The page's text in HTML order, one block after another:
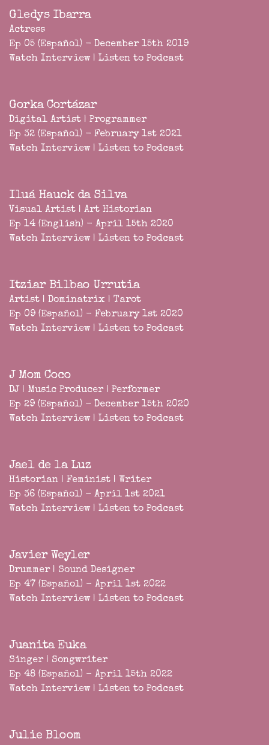
Gledys Ibarra
Actress
Ep 05 (Español) - December 15th 2019
Watch Interview | Listen to Podcast
Gorka Cortázar
Digital Artist | Programmer
Ep 32 (Español) - February 1st 2021
Watch Interview | Listen to Podcast
Iluá Hauck da Silva
Visual Artist | Art Historian
Ep 14 (English) - April 15th 2020
Watch Interview | Listen to Podcast
Itziar Bilbao Urrutia
Artist | Dominatrix | Tarot
Ep 09 (Español) - February 1st 2020
Watch Interview | Listen to Podcast
J Mom Coco
DJ | Music Producer | Performer
Ep 29 (Español) - December 15th 2020
Watch Interview | Listen to Podcast
Jael de la Luz
Historian | Feminist | Writer
Ep 36 (Español) - April 1st 2021
Watch Interview | Listen to Podcast
Javier Weyler
Drummer | Sound Designer
Ep 47 (Español) - April 1st 2022
Watch Interview | Listen to Podcast
Juanita Euka
Singer | Songwriter
Ep 48 (Español) - April 15th 2022
Watch Interview | Listen to Podcast
Julie Bloom